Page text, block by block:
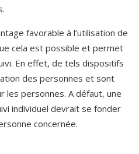
favorable à l’utilisation de
cela est possible et permet
En effet, de tels dispositifs
des personnes et sont
les personnes. A défaut, une
individuel devrait se fonder
concernée.